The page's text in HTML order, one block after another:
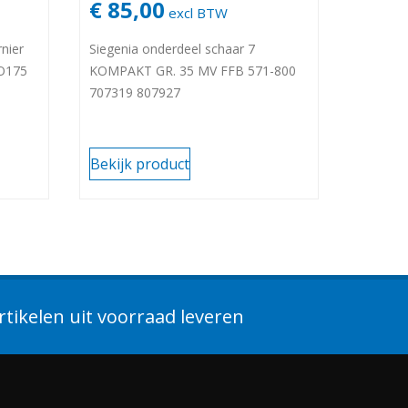
€ 85,00 excl BTW
Siegenia onderdeel schaar 7
KOMPAKT GR. 35 MV FFB 571-800
707319 807927
Bekijk product
uit voorraad leveren